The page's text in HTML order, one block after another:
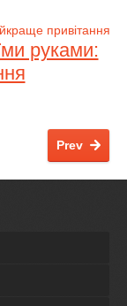
руками:
Prev